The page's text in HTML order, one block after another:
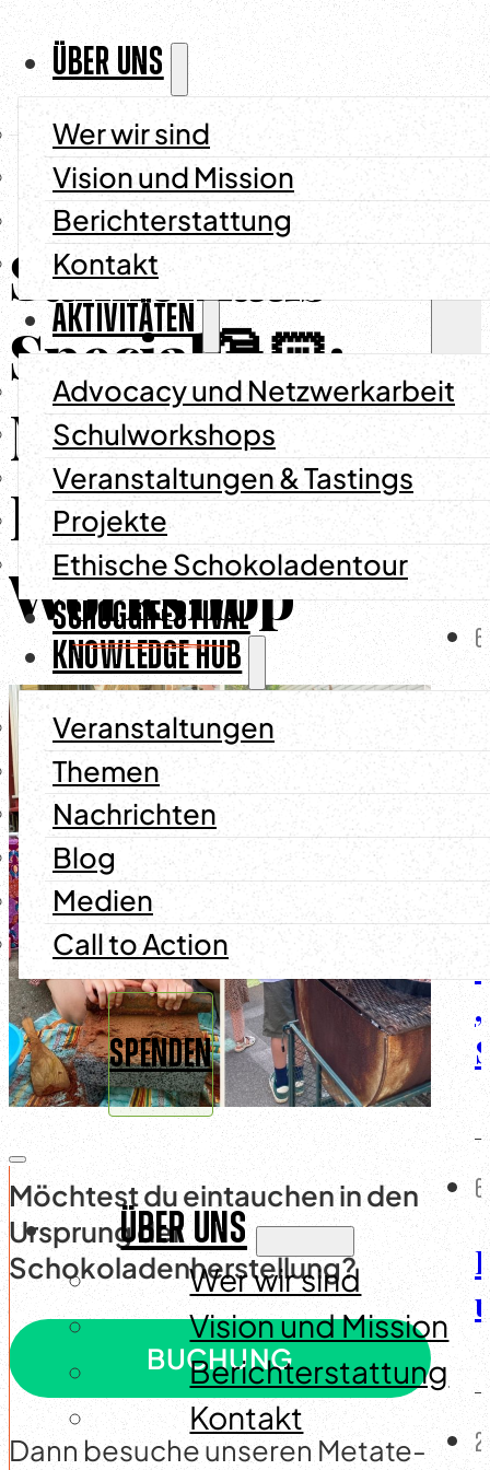
ÜBER UNS
Wer wir sind
Vision und Mission
Berichterstattung
Kontakt
AKTIVITÄTEN
Advocacy und Netzwerkarbeit
Schulworkshops
Veranstaltungen & Tastings
Projekte
Ethische Schokoladentour
SCHOGGIFESTIVAL
KNOWLEDGE HUB
Veranstaltungen
Themen
Nachrichten
Blog
Medien
Call to Action
SPENDEN
ÜBER UNS
Wer wir sind
Vision und Mission
Berichterstattung
Kontakt
Samichlaus
Special🎅🏻:
Metate
Familien-
Workshop
Möchtest du eintauchen in den
Ursprung der
Schokoladenherstellung?
BUCHUNG
Dann besuche unseren Metate-